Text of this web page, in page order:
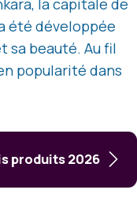
été développée
sa beauté. Au fil
popularité dans
produits 2026